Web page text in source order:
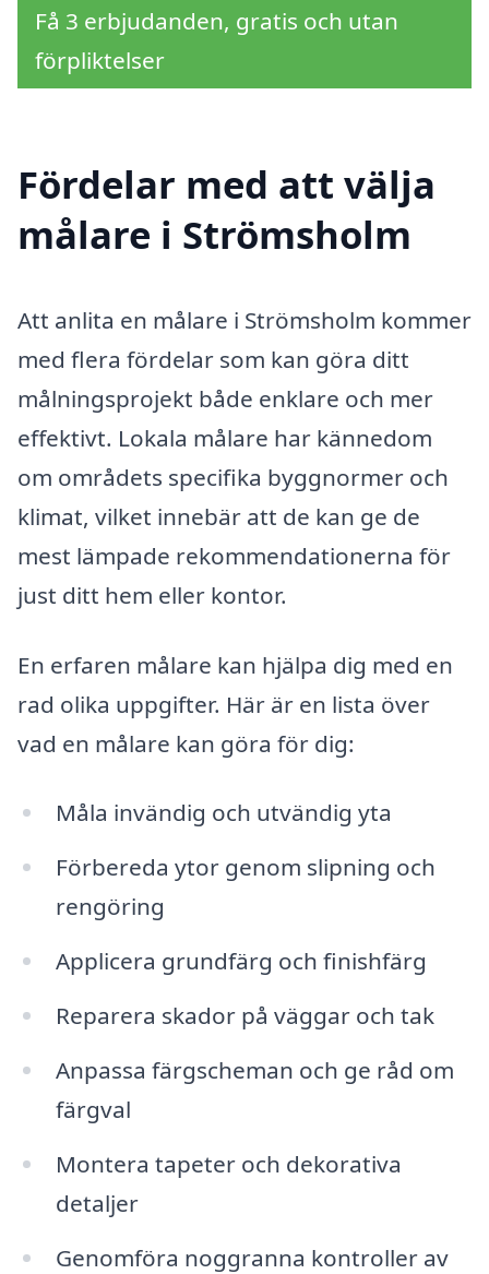
Få 3 erbjudanden, gratis och utan
förpliktelser
Fördelar med att välja
målare i Strömsholm
Att anlita en målare i Strömsholm kommer
med flera fördelar som kan göra ditt
målningsprojekt både enklare och mer
effektivt. Lokala målare har kännedom
om områdets specifika byggnormer och
klimat, vilket innebär att de kan ge de
mest lämpade rekommendationerna för
just ditt hem eller kontor.
En erfaren målare kan hjälpa dig med en
rad olika uppgifter. Här är en lista över
vad en målare kan göra för dig:
Måla invändig och utvändig yta
Förbereda ytor genom slipning och
rengöring
Applicera grundfärg och finishfärg
Reparera skador på väggar och tak
Anpassa färgscheman och ge råd om
färgval
Montera tapeter och dekorativa
detaljer
Genomföra noggranna kontroller av